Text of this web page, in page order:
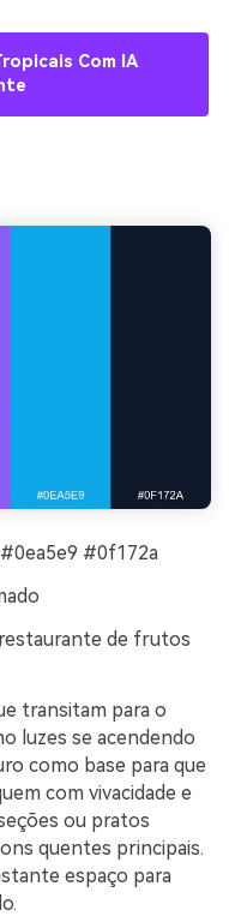
Com IA
#0f172a
de frutos
transitam para o
luzes se acendendo
como base para que
com vivacidade e
ou pratos
quentes principais.
espaço para